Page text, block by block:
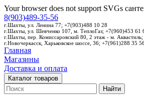
Your browser does not support SVGs
8(903)489-35-56
г.Шахты, ул. Ленина 77; +7(903)488 10 28
г.Шахты, ул. Шевченко 107, м. ТеплоГаз; +7(960)453 61
г.Шахты, пер. Комиссаровский 80, 2 этаж - м.
г.Новочеркасск, Харьковское шоссе, 36; +7(961)288 35
Главная
Магазины
Доставка и оплата
Каталог товаров
Найти